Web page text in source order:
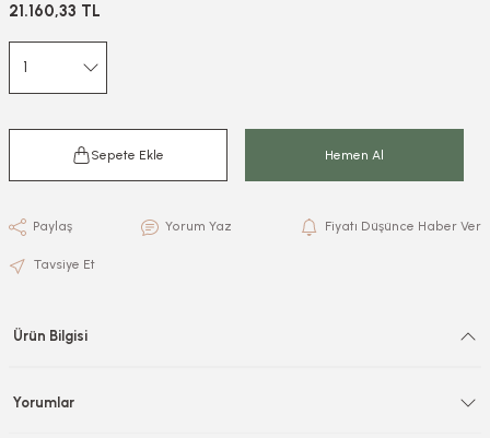
21.160,33 TL
Sepete Ekle Hemen Al
Yorum Yaz Fiyatı Düşünce Haber Ver
Tavsiye Et
Paylaş
Ürün Bilgisi
Yorumlar